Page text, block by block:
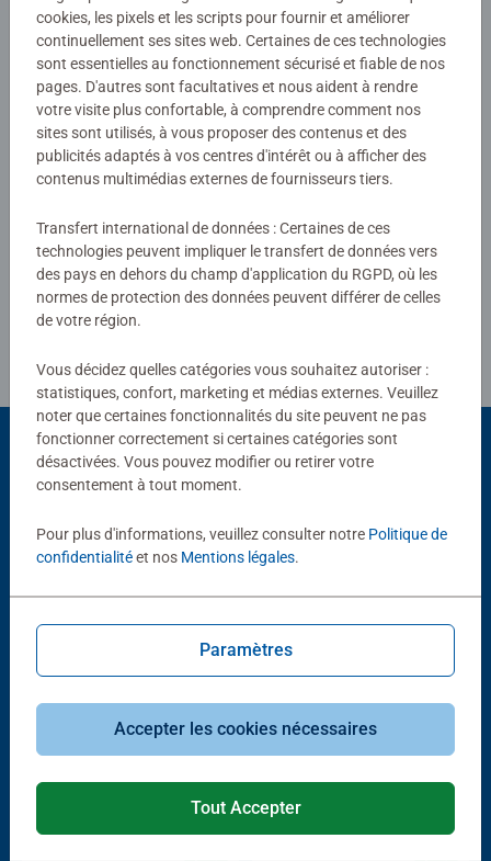
matériaux issus d’autres sources contrôlées (FSC-
C111262).
Lecteur tiptoi® non inclus. Vendu séparément.
Télécharger
Choix populaires
D'autres personnes aiment aussi
anglais
Average rating 5,0 out of 5 stars.
® ®
cookies, les pixels et les scripts pour fournir et améliorer
continuellement ses sites web. Certaines de ces technologies
sont essentielles au fonctionnement sécurisé et fiable de nos
pages. D'autres sont facultatives et nous aident à rendre
votre visite plus confortable, à comprendre comment nos
sites sont utilisés, à vous proposer des contenus et des
publicités adaptés à vos centres d'intérêt ou à afficher des
contenus multimédias externes de fournisseurs tiers.
Transfert international de données : Certaines de ces
technologies peuvent impliquer le transfert de données vers
des pays en dehors du champ d'application du RGPD, où les
normes de protection des données peuvent différer de celles
de votre région.
Vous décidez quelles catégories vous souhaitez autoriser :
statistiques, confort, marketing et médias externes. Veuillez
noter que certaines fonctionnalités du site peuvent ne pas
fonctionner correctement si certaines catégories sont
désactivées. Vous pouvez modifier ou retirer votre
consentement à tout moment.
Pour plus d'informations, veuillez consulter notre Politique de
confidentialitéet nos Mentions légales.
Paramètres
Accepter les cookies nécessaires
Tout Accepter